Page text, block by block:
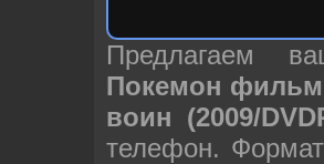
Предлагаем
Покемон фильм
воин (2009/
телефон.